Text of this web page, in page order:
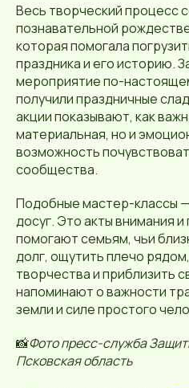
Весь творческий процесс
познавательной
которая помогала
праздника и его историю.
мероприятие по-
получили праздничные
акции показывают, как
материальная, но и
возможность
сообщества.
Подобные мастер-классы
досуг. Это акты внимания
помогают семьям, чьи
долг, ощутить плечо
творчества и приблизить
напоминают о важности
земли и силе простого
📸Фото пресс-служба
Псковская область